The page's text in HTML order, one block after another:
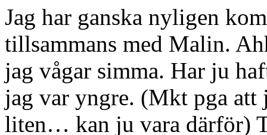
Jag har ganska nyligen
tillsammans med Malin.
jag vågar simma. Har ju
jag var yngre. (Mkt pga att
liten… kan ju vara därför)